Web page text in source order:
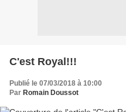
C'est Royal!!!
Publié le 07/03/2018 à 10:00
Par Romain Doussot